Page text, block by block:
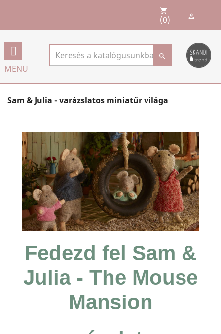
shopping_cart
(0) 
MENU

Sam & Julia - varázslatos miniatűr világa
Fedezd fel Sam &
Julia - The Mouse
Mansion